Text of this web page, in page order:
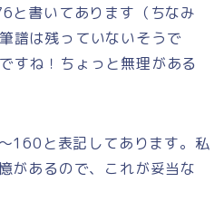
と書いてあります（ちなみ
譜は残っていないそうで
すね！ちょっと無理がある
160と表記してあります。私
があるので、これが妥当な